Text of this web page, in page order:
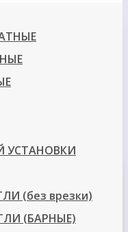
УСТАНОВКИ
(без врезки)
(БАРНЫЕ)